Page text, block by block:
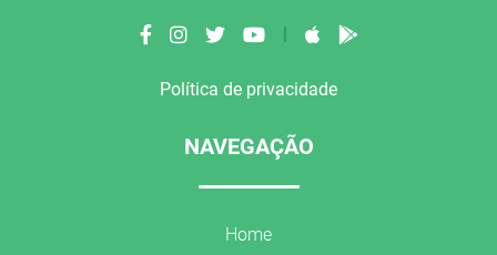
|
Política de privacidade
NAVEGAÇÃO
Home